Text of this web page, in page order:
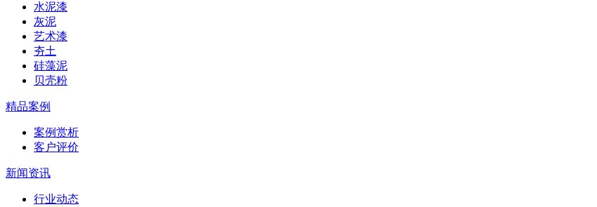
水泥漆
灰泥
艺术漆
夯土
硅藻泥
贝壳粉
精品案例
案例赏析
客户评价
新闻资讯
行业动态